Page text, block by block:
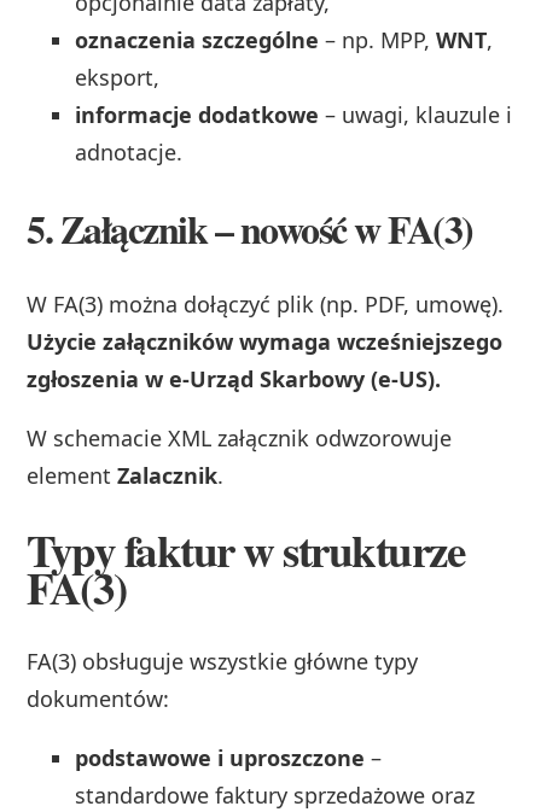
oznaczenia szczególne – np. MPP,WNT,
eksport,
informacje dodatkowe – uwagi, klauzule i
adnotacje.
5. Załącznik – nowość w FA(3)
W FA(3) można dołączyć plik (np. PDF, umowę).
Użycie załączników wymaga wcześniejszego
zgłoszenia w e-Urząd Skarbowy (e-US).
W schemacie XML załącznik odwzorowuje
elementZalacznik.
Typy faktur w strukturze
FA(3)
FA(3) obsługuje wszystkie główne typy
dokumentów:
podstawowe i uproszczone –
standardowe faktury sprzedażowe oraz